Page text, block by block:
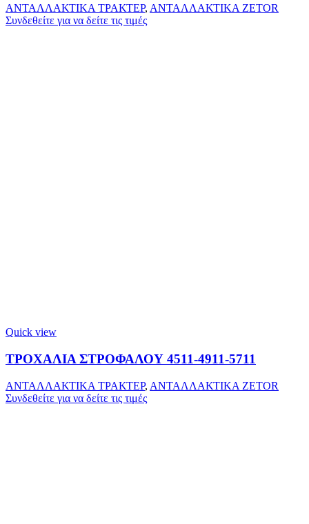
ΑΝΤΑΛΛΑΚΤΙΚΑ ΤΡΑΚΤΕΡ, ΑΝΤΑΛΛΑΚΤΙΚΑ ZETOR
Συνδεθείτε για να δείτε τις τιμές
Quick view
ΤΡΟΧΑΛΙΑ ΣΤΡΟΦΑΛΟΥ 4511-4911-5711
ΑΝΤΑΛΛΑΚΤΙΚΑ ΤΡΑΚΤΕΡ, ΑΝΤΑΛΛΑΚΤΙΚΑ ZETOR
Συνδεθείτε για να δείτε τις τιμές